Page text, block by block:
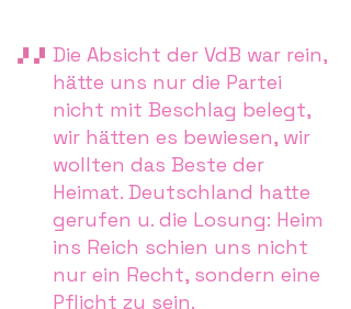
Die Absicht der VdB war rein,
hätte uns nur die Partei
nicht mit Beschlag belegt,
wir hätten es bewiesen, wir
wollten das Beste der
Heimat. Deutschland hatte
gerufen u. die Losung: Heim
ins Reich schien uns nicht
nur ein Recht, sondern eine
Pflicht zu sein.